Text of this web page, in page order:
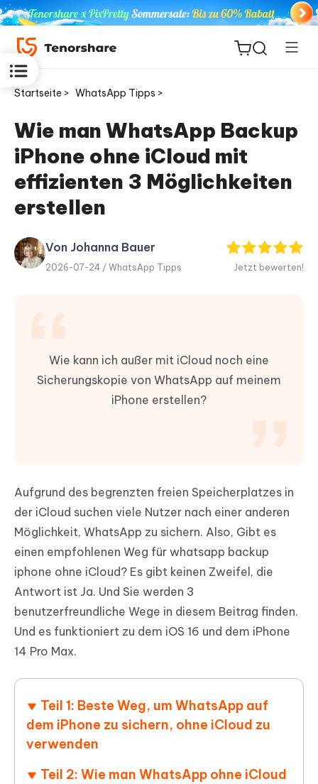
ReiBoot
for iOS
PDNob
Editor
Startseite > WhatsApp Tipps >
Wie man WhatsApp Backup
iPhone ohne iCloud mit
effizienten 3 Möglichkeiten
erstellen
Von Johanna Bauer
2026-07-24 / WhatsApp Tipps Jetzt bewerten!
Wie kann ich außer mit iCloud noch eine
Sicherungskopie von WhatsApp auf meinem
iPhone erstellen?
Aufgrund des begrenzten freien Speicherplatzes in
der iCloud suchen viele Nutzer nach einer anderen
Möglichkeit, WhatsApp zu sichern. Also, Gibt es
einen empfohlenen Weg für whatsapp backup
iphone ohne iCloud? Es gibt keinen Zweifel, die
Antwort ist Ja. Und Sie werden 3
benutzerfreundliche Wege in diesem Beitrag finden.
Und es funktioniert zu dem iOS 16 und dem iPhone
14 Pro Max.
Teil 1: Beste Weg, um WhatsApp auf
dem iPhone zu sichern, ohne iCloud zu
verwenden
Teil 2: Wie man WhatsApp ohne iCloud